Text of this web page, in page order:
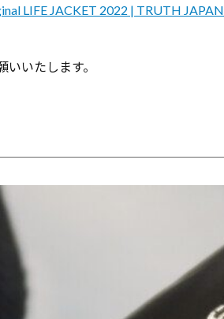
LIFE JACKET 2022 | TRUTH JAPAN
いたします。